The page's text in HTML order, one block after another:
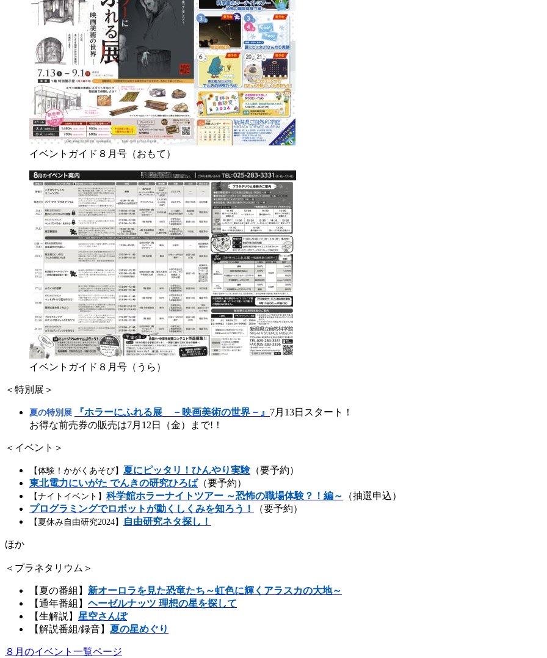
イベントガイド８月号（おもて）
イベントガイド８月号（うら）
＜特別展＞
夏の特別展 『ホラーにふれる展 －映画美術の世界－』 7月13日スタート！
お得な前売券の販売は7月12日（金）まで!！
＜イベント＞
【体験！かがくあそび】 夏にピッタリ！ひんやり実験（要予約）
東北電力にいがた でんきの研究ひろば（要予約）
【ナイトイベント】 科学館ホラーナイトツアー ～恐怖の職場体験？！編～
（抽選申込）
プログラミングでロボットが動くしくみを知ろう！
（要予約）
【夏休み自由研究2024】 自由研究ネタ探し！
ほか
＜プラネタリウム＞
【夏の番組】 新オーロラを見た恐竜たち～虹色に輝くアラスカの大地～
【通年番組】 ヘーゼルナッツ 理想の星を探して
【生解説】 星空さんぽ
【解説番組/録音】 夏の星めぐり
８月のイベント一覧ページ